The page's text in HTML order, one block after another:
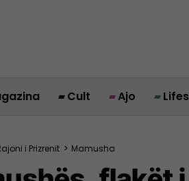
Cult Ajo
i Prizrenit > Mamusha